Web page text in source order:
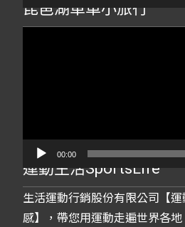
琵琶湖單車小旅行
00:00
運動生活SportsLife
生活運動行銷股份有限公司【
感】，帶您用運動走遍世界各